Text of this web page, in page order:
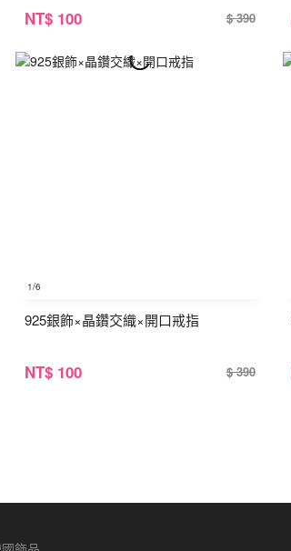
NT$ 100 $ 390
1/6
925銀飾×晶鑽交織×開口戒指
NT$ 100 $ 390